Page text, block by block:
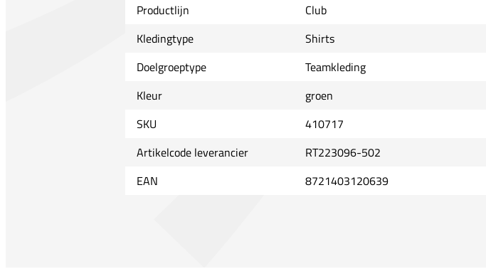
Productlijn
Club
Kledingtype
Shirts
Doelgroeptype
Teamkleding
Kleur
groen
SKU
410717
Artikelcode leverancier
RT223096-502
EAN
8721403120639